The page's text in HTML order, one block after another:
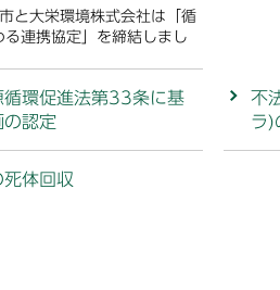
と大栄環境株式会社は「循
連携協定」を締結しまし
循環促進法第33条に基
の認定
不
ラ)
体回収